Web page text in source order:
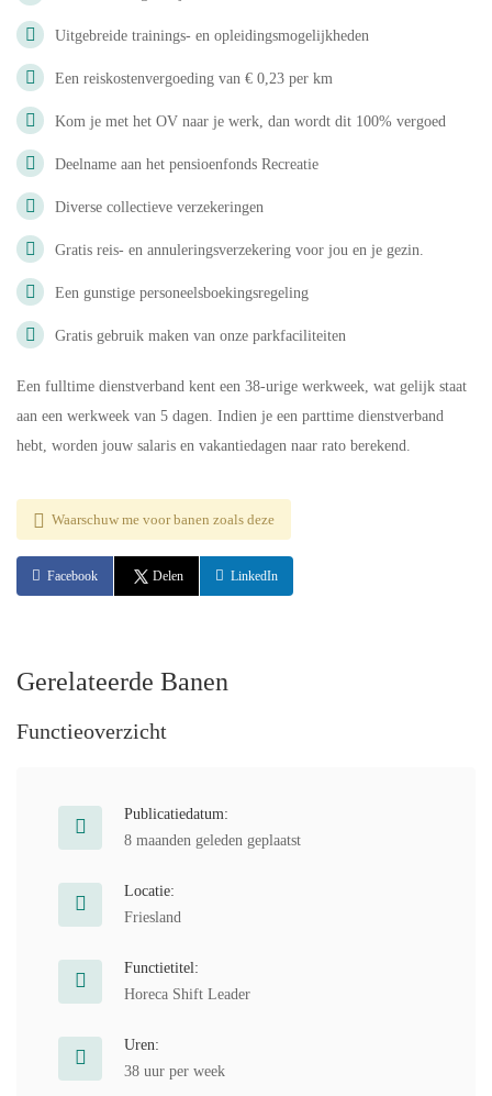
Uitgebreide trainings- en opleidingsmogelijkheden
Een reiskostenvergoeding van € 0,23 per km
Kom je met het OV naar je werk, dan wordt dit 100% vergoed
Deelname aan het pensioenfonds Recreatie
Diverse collectieve verzekeringen
Gratis reis- en annuleringsverzekering voor jou en je gezin.
Een gunstige personeelsboekingsregeling
Gratis gebruik maken van onze parkfaciliteiten
Een fulltime dienstverband kent een 38-urige werkweek, wat gelijk staat
aan een werkweek van 5 dagen. Indien je een parttime dienstverband
hebt, worden jouw salaris en vakantiedagen naar rato berekend.
Waarschuw me voor banen zoals deze
Facebook Delen LinkedIn
Gerelateerde Banen
Functieoverzicht
Publicatiedatum:
8 maanden geleden geplaatst
Locatie:
Friesland
Functietitel:
Horeca Shift Leader
Uren:
38 uur per week